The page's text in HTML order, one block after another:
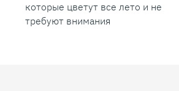
которые цветут все лето и не
требуют внимания